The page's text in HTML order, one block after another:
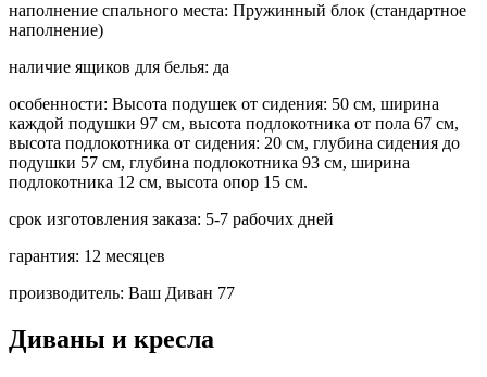
наполнение спального места: Пружинный блок (стандартное
наполнение)
наличие ящиков для белья: да
особенности: Высота подушек от сидения: 50 см, ширина
каждой подушки 97 см, высота подлокотника от пола 67 см,
высота подлокотника от сидения: 20 см, глубина сидения до
подушки 57 см, глубина подлокотника 93 см, ширина
подлокотника 12 см, высота опор 15 см.
срок изготовления заказа: 5-7 рабочих дней
гарантия: 12 месяцев
производитель: Ваш Диван 77
Диваны и кресла